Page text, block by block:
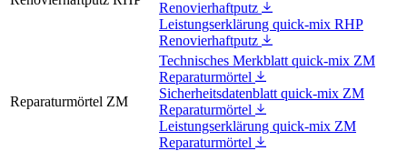
Renovierhaftputz
Leistungserklärung quick-mix RHP
Renovierhaftputz
Reparaturmörtel ZM
Technisches Merkblatt quick-mix ZM
Reparaturmörtel
Sicherheitsdatenblatt quick-mix ZM
Reparaturmörtel
Leistungserklärung quick-mix ZM
Reparaturmörtel